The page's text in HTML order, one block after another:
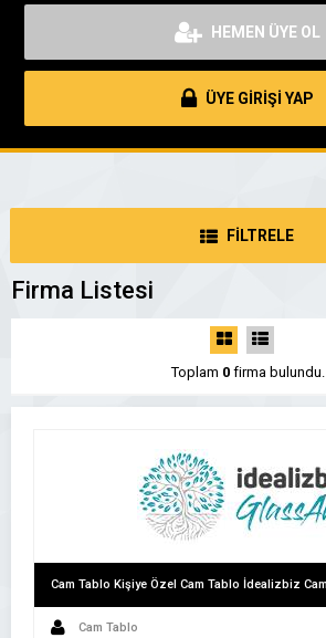
HEMEN ÜYE OL
ÜYE GİRİŞİ YAP
FİLTRELE
Firma Listesi
Toplam 0firma bulundu.
Cam Tablo